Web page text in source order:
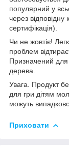
популярний у
через
сертифікація).
Чи не жовтіє!
проблем
Призначений для
дерева.
Увага. Продукт
для гри дітям
можуть
Приховати